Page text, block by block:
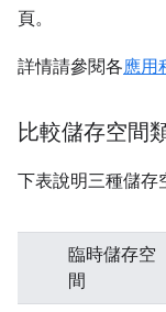
頁。
詳情請參閱各應用
比較儲存空間
下表說明三種儲存
臨時儲存空
間